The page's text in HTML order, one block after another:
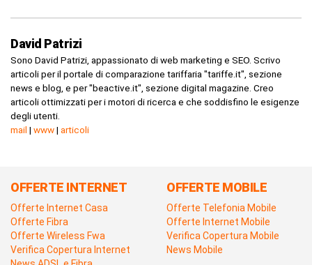
David Patrizi
Sono David Patrizi, appassionato di web marketing e SEO. Scrivo
articoli per il portale di comparazione tariffaria "tariffe.it", sezione
news e blog, e per "beactive.it", sezione digital magazine. Creo
articoli ottimizzati per i motori di ricerca e che soddisfino le esigenze
degli utenti.
mail | www| articoli
OFFERTE INTERNET
Offerte Internet Casa
Offerte Fibra
Offerte Wireless Fwa
Verifica Copertura Internet
OFFERTE MOBILE
Offerte Telefonia Mobile
Offerte Internet Mobile
Verifica Copertura Mobile
News Mobile